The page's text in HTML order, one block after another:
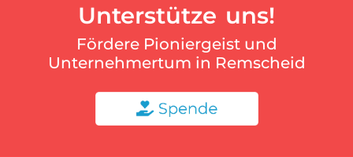
Unterstütze uns!
Fördere Pioniergeist und
Unternehmertum in Remscheid